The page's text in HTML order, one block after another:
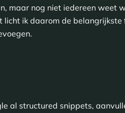
maar nog niet iedereen weet
licht ik daarom de belangrijkste
al structured snippets,